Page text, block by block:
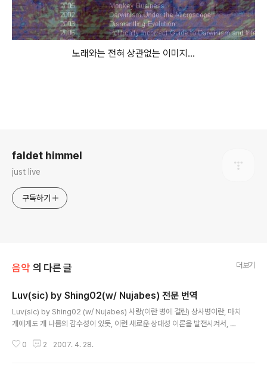
노래와는 전혀 상관없는 이미지...
faldet himmel
just live
구독하기
음악 의 다른 글 더보기
Luv(sic) by Shing02(w/ Nujabes) 전문 번역
Luv(sic) by Shing02 (w/ Nujabes) 사랑(이란 병에 걸린) 상사병이란, 마치
개에게도 개 나름의 감수성이 있듯, 이런 새로운 상대성 이론을 발전시켜서, 속
슨 상관이람. 우리의 역사는 한 세기의 ¼밖에 안 돼. 진실이 우리의 화학작용을
0 2 2007. 4. 28.